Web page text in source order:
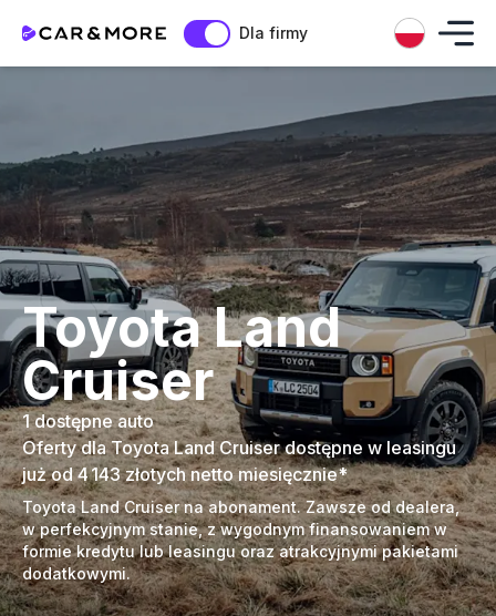
Dla firmy
Toyota Land
Cruiser
1 dostępne auto
Oferty dla Toyota Land Cruiser dostępne w leasingu
już od 4 143 złotych netto miesięcznie*
Toyota Land Cruiser na abonament. Zawsze od dealera,
w perfekcyjnym stanie, z wygodnym finansowaniem w
formie kredytu lub leasingu oraz atrakcyjnymi pakietami
dodatkowymi.